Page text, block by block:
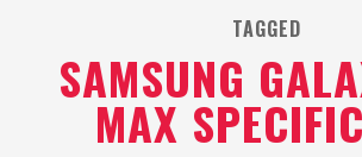
TAGGED
SAMSUNG
MAX